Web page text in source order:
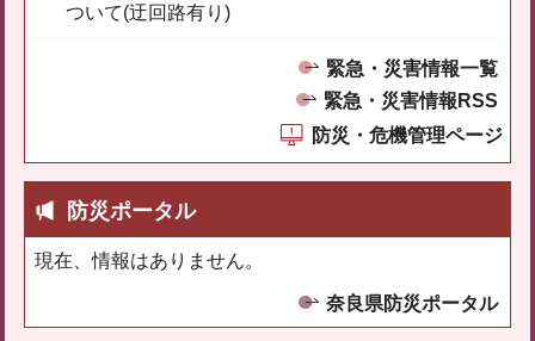
ついて(迂回路有り)
緊急・災害情報一覧
緊急・災害情報RSS
防災・危機管理ページ
防災ポータル
現在、情報はありません。
奈良県防災ポータル